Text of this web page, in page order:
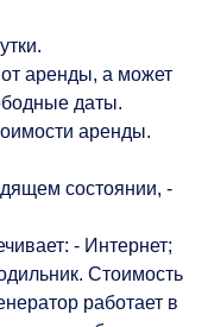
аренды, а может
даты.
аренды.
состоянии, -
- Интернет;
Стоимость
работает в